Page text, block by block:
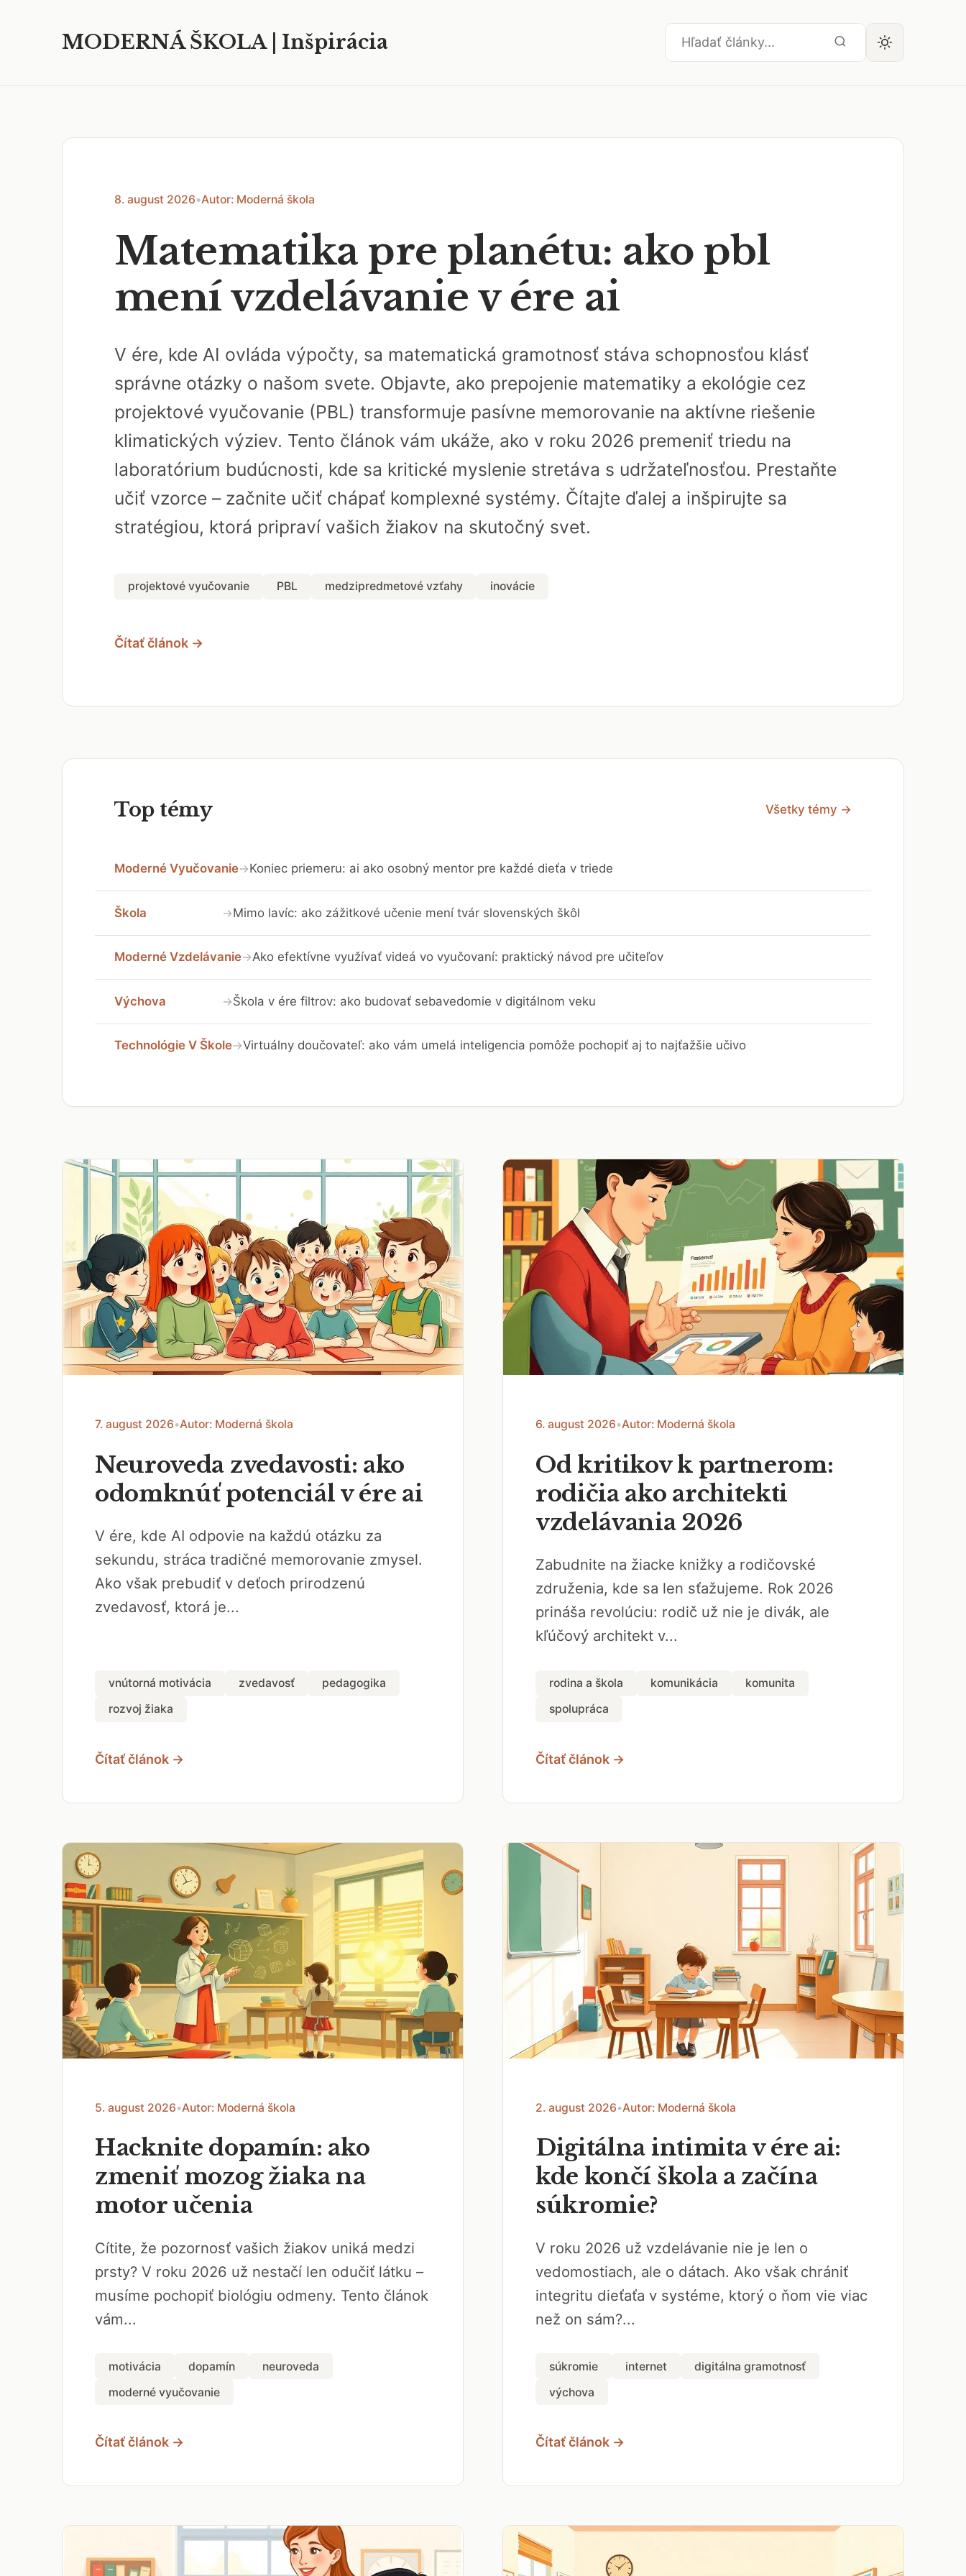
MODERNÁ ŠKOLA | Inšpirácia
8. august 2026•Autor: Moderná škola
Matematika pre planétu: ako pbl
mení vzdelávanie v ére ai
V ére, kde AI ovláda výpočty, sa matematická gramotnosť stáva schopnosťou klásť
správne otázky o našom svete. Objavte, ako prepojenie matematiky a ekológie cez
projektové vyučovanie (PBL) transformuje pasívne memorovanie na aktívne riešenie
klimatických výziev. Tento článok vám ukáže, ako v roku 2026 premeniť triedu na
laboratórium budúcnosti, kde sa kritické myslenie stretáva s udržateľnosťou. Prestaňte
učiť vzorce – začnite učiť chápať komplexné systémy. Čítajte ďalej a inšpirujte sa
stratégiou, ktorá pripraví vašich žiakov na skutočný svet.
projektové vyučovanie PBL medzipredmetové vzťahy inovácie
Čítať článok →
Top témy Všetky témy →
Moderné Vyučovanie→Koniec priemeru: ai ako osobný mentor pre každé dieťa v triede
Škola →Mimo lavíc: ako zážitkové učenie mení tvár slovenských škôl
Moderné Vzdelávanie→Ako efektívne využívať videá vo vyučovaní: praktický návod pre učiteľov
Výchova →Škola v ére filtrov: ako budovať sebavedomie v digitálnom veku
Technológie V Škole→Virtuálny doučovateľ: ako vám umelá inteligencia pomôže pochopiť aj to najťažšie učivo
7. august 2026•Autor: Moderná škola
Neuroveda zvedavosti: ako
odomknúť potenciál v ére ai
V ére, kde AI odpovie na každú otázku za
sekundu, stráca tradičné memorovanie zmysel.
Ako však prebudiť v deťoch prirodzenú
zvedavosť, ktorá je...
vnútorná motivácia zvedavosť
pedagogika
rozvoj žiaka
Čítať článok →
6. august 2026•Autor: Moderná škola
Od kritikov k partnerom:
rodičia ako architekti
vzdelávania 2026
Zabudnite na žiacke knižky a rodičovské
združenia, kde sa len sťažujeme. Rok 2026
prináša revolúciu: rodič už nie je divák, ale
kľúčový architekt v...
rodina a škola komunikácia
komunita
spolupráca
Čítať článok →
5. august 2026•Autor: Moderná škola
Hacknite dopamín: ako
zmeniť mozog žiaka na
motor učenia
Cítite, že pozornosť vašich žiakov uniká medzi
prsty? V roku 2026 už nestačí len odučiť látku –
musíme pochopiť biológiu odmeny. Tento článok
vám...
motivácia dopamín
neuroveda
moderné vyučovanie
Čítať článok →
2. august 2026•Autor: Moderná škola
Digitálna intimita v ére ai:
kde končí škola a začína
súkromie?
V roku 2026 už vzdelávanie nie je len o
vedomostiach, ale o dátach. Ako však chrániť
integritu dieťaťa v systéme, ktorý o ňom vie viac
než on sám?...
súkromie internet
digitálna gramotnosť
výchova
Čítať článok →